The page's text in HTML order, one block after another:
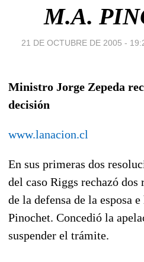
M.A.
21 DE OCTUBRE DE 2005 -
Ministro Jorge Zepeda
decisión
www.lanacion.cl
En sus primeras dos
del caso Riggs rechazó dos
de la defensa de la esposa
Pinochet. Concedió la
suspender el trámite.